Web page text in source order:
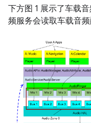
下方图 1 展示了车载
频服务会读取车载音